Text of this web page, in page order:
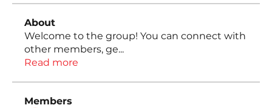
About
Welcome to the group! You can connect with
other members, ge...
Read more
Members